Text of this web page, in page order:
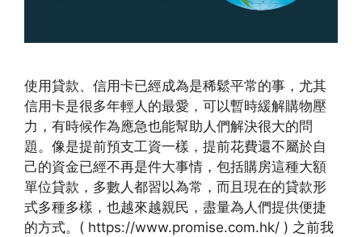
使用貸款、信用卡已經成為是稀鬆平常的事，尤其
信用卡是很多年輕人的最愛，可以暫時緩解購物壓
力，有時候作為應急也能幫助人們解決很大的問
題。像是提前預支工資一樣，提前花費還不屬於自
己的資金已經不再是件大事情，包括購房這種大額
單位貸款，多數人都習以為常，而且現在的貸款形
式多種多樣，也越來越親民，盡量為人們提供便捷
的方式。( https://www.promise.com.hk/ ) 之前我